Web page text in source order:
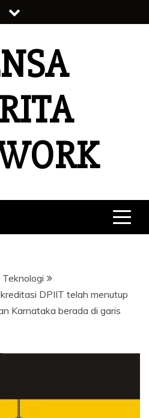
Teknologi
DPIIT telah menutup
Karnataka berada di garis